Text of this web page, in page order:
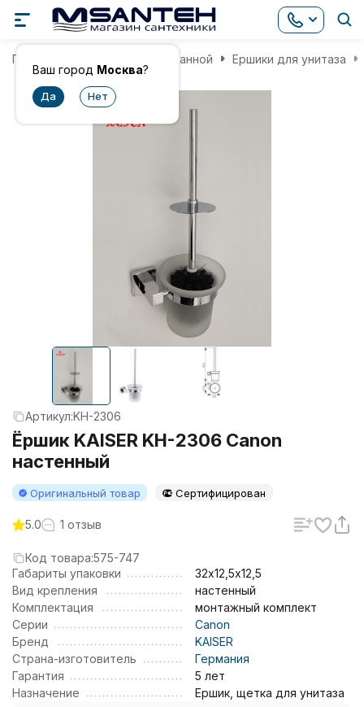
Ваш город Москва?
Главная Аксессуары для ванной Ершики для унитаза
Артикул:KH-2306
Ёршик KAISER KH-2306 Canon
настенный
Оригинальный товар Сертифицирован
5.0 1 отзыв
Код товара:575-747
Габариты упаковки
32х12,5х12,5
Вид крепления
настенный
Комплектация
монтажный комплект
Серии
Canon
Бренд
KAISER
Страна-изготовитель
Германия
Гарантия
5 лет
Назначение
Ершик, щетка для унитаза